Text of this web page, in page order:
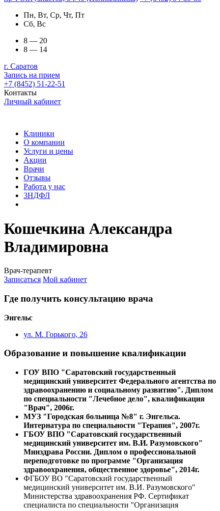
Пн, Вт, Ср, Чт, Пт
Сб, Вс
8 — 20
8 — 14
г. Саратов
Запись на прием
+7 (8452) 51-22-51
Контакты
Личный кабинет
Клиники
О компании
Услуги и цены
Акции
Врачи
Отзывы
Работа у нас
3НДФЛ
Кошечкина Александра
Владимировна
Врач-терапевт
Записаться Мой кабинет
Где получить консультацию врача
Энгельс
ул. М. Горького, 26
Образование и повышение квалификации
ГОУ ВПО "Саратовский государственный
медицинский университет Федерального агентства по
здравоохранению и социальному развитию". Диплом
по специальности "Лечебное дело", квалификация
"Врач", 2006г.
МУЗ "Городская больница №8" г. Энгельса.
Интернатура по специальности "Терапия", 2007г.
ГБОУ ВПО "Саратовский государственный
медицинский университет им. В.И. Разумовского"
Минздрава России. Диплом о профессиональной
переподготовке по программе "Организация
здравоохранения, общественное здоровье", 2014г.
ФГБОУ ВО "Саратовский государственный
медицинский университет им. В.И. Разумовского"
Министерства здравоохранения РФ. Сертификат
специалиста по специальности "Организация